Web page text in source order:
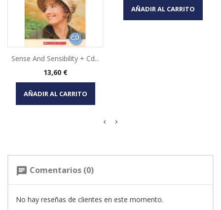
Sense And Sensibility + Cd...
Precio
13,60 €
AÑADIR AL CARRITO
AÑADIR AL CARRITO
chat Comentarios (0)
No hay reseñas de clientes en este momento.